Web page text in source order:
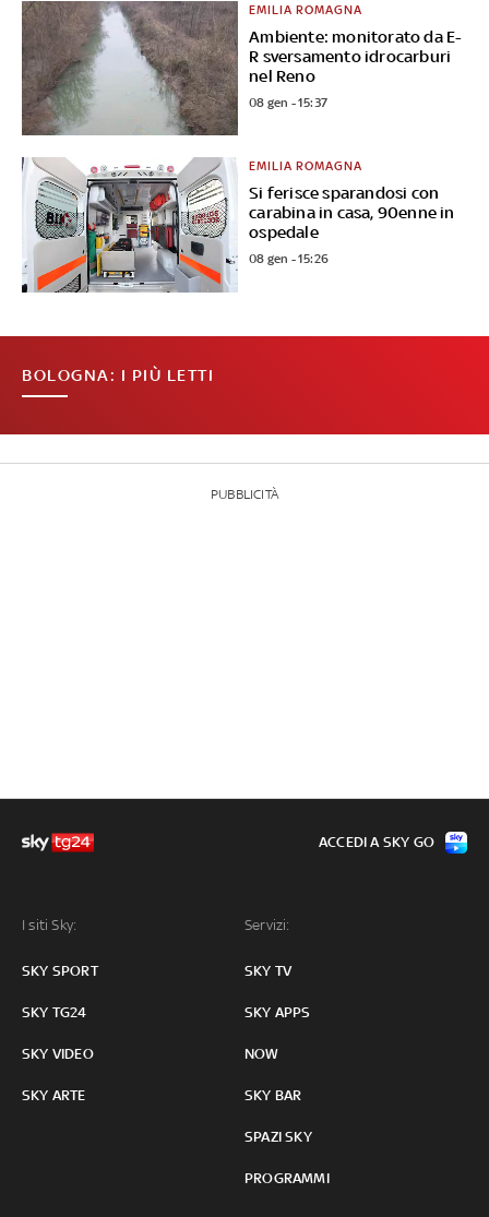
Ambiente: monitorato da E-
R sversamento idrocarburi
nel Reno
EMILIA ROMAGNA
08 gen - 15:37
Si ferisce sparandosi con
carabina in casa, 90enne in
ospedale
EMILIA ROMAGNA
08 gen - 15:26
BOLOGNA: I PIÙ LETTI
PUBBLICITÀ
I siti Sky:
SKY SPORT
SKY TG24
SKY VIDEO
SKY ARTE
Servizi:
SKY TV
SKY APPS
NOW
SKY BAR
SPAZI SKY
PROGRAMMI
ACCEDI A SKY GO